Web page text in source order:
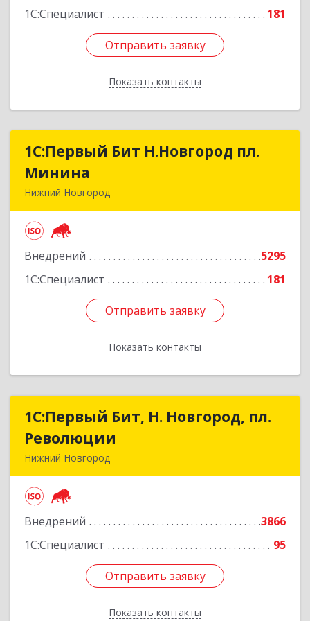
1С:Специалист
181
Отправить заявку
Показать контакты
Отправить заявку
Назад
1С:Первый Бит Н.Новгород пл.
Минина
Нижний Новгород
Внедрений
5295
1С:Специалист
181
Отправить заявку
Показать контакты
1С:Первый Бит Н.Новгород пл.
Подробнее
Отправить заявку
Назад
1С:Первый Бит, Н. Новгород, пл.
Революции
Нижний Новгород
Внедрений
3866
1С:Специалист
95
Отправить заявку
Показать контакты
1С:Первый Бит, Н. Новгород, пл.
г, Литвинова ул, дом № 74, корпус 31, пом.1
Подробнее
Отправить заявку
Назад